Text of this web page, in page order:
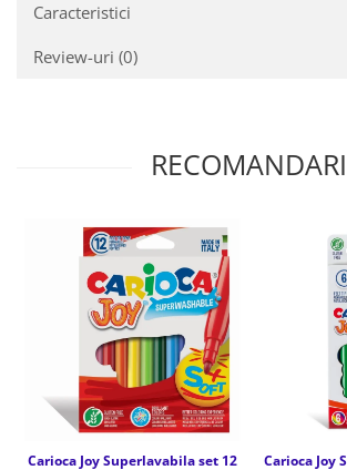
Caracteristici
Review-uri (0)
RECOMANDARI
Carioca Joy Superlavabila set 12
Carioca Joy